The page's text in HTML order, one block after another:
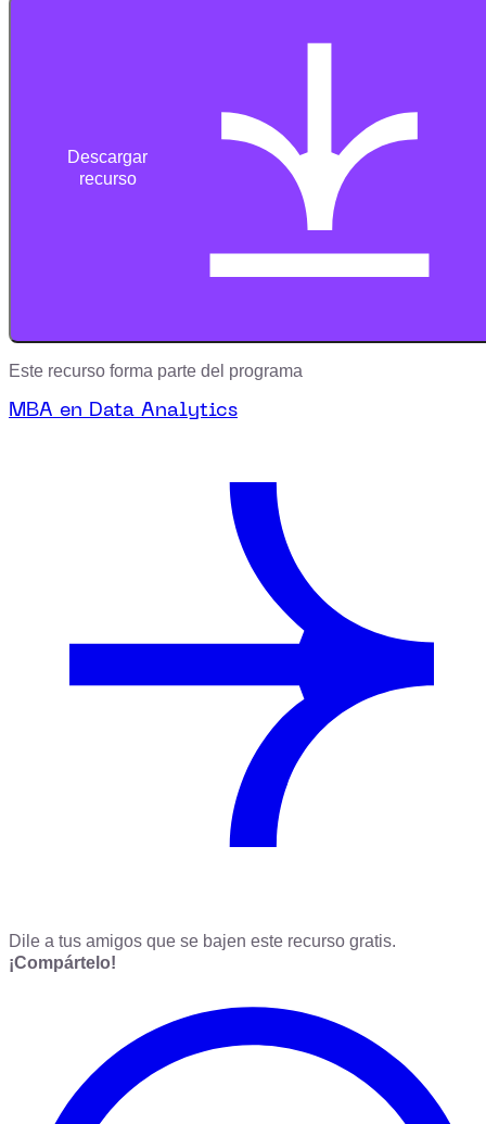
Descargar
recurso
Este recurso forma parte del programa
MBA en Data Analytics
Dile a tus amigos que se bajen este recurso gratis.
¡Compártelo!